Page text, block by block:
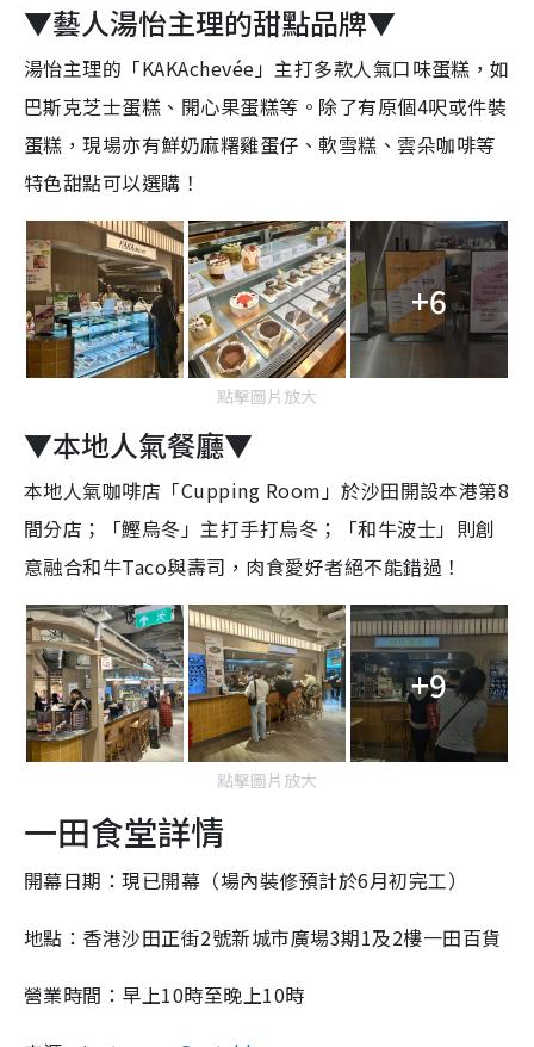
▼藝人湯怡主理的甜點品牌▼
湯怡主理的「KAKAchevée」主打多款人氣口味蛋糕，如
巴斯克芝士蛋糕、開心果蛋糕等。除了有原個4呎或件裝
蛋糕，現場亦有鮮奶麻糬雞蛋仔、軟雪糕、雲朵咖啡等
特色甜點可以選購！
+6
點擊圖片放大
▼本地人氣餐廳▼
本地人氣咖啡店「Cupping Room」於沙田開設本港第8
間分店；「鰹烏冬」主打手打烏冬；「和牛波⼠」則創
意融合和牛Taco與壽司，肉食愛好者絕不能錯過！
+9
點擊圖片放大
一田食堂詳情
開幕日期：現已開幕（場內裝修預計於6月初完工）
地點：香港沙田正街2號新城市廣場3期1及2樓一田百貨
營業時間：早上10時至晚上10時